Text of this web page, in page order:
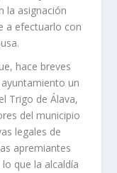
la asignación
a efectuarlo con
hace breves
un
Trigo de Álava,
del municipio
legales de
apremiantes
que la alcaldía